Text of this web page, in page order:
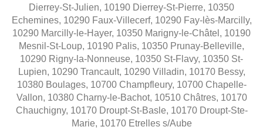
Dierrey-St-Julien, 10190 Dierrey-St-Pierre, 10350
Echemines, 10290 Faux-Villecerf, 10290 Fay-lès-Marcilly,
10290 Marcilly-le-Hayer, 10350 Marigny-le-Châtel, 10190
Mesnil-St-Loup, 10190 Palis, 10350 Prunay-Belleville,
10290 Rigny-la-Nonneuse, 10350 St-Flavy, 10350 St-
Lupien, 10290 Trancault, 10290 Villadin, 10170 Bessy,
10380 Boulages, 10700 Champfleury, 10700 Chapelle-
Vallon, 10380 Charny-le-Bachot, 10510 Châtres, 10170
Chauchigny, 10170 Droupt-St-Basle, 10170 Droupt-Ste-
Marie, 10170 Etrelles s/Aube